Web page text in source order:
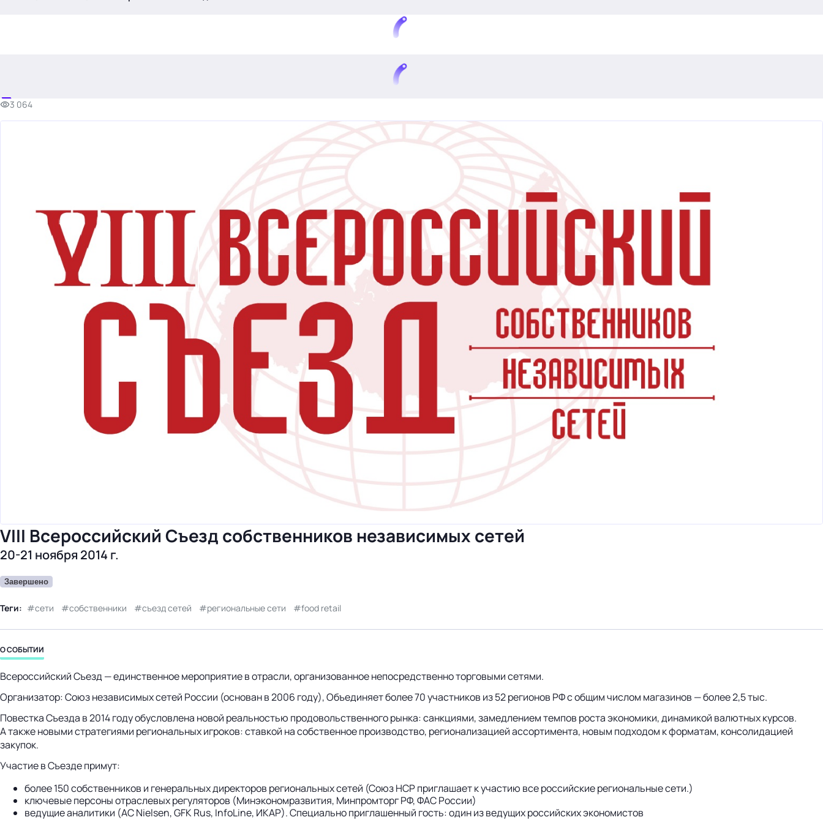
темы
новости
материалы
бизнес-центр
3 064
VIII Всероссийский Съезд собственников независимых сетей
20-21 ноября 2014 г.
Завершено
Теги: сети собственники съезд сетей региональные сети food retail
О СОБЫТИИ
Всероссийский Съезд — единственное мероприятие в отрасли, организованное непосредственно торговыми сетями.
Организатор: Союз независимых сетей России (основан в 2006 году), Объединяет более 70 участников из 52 регионов РФ с общим числом магазинов — более 2,5 тыс.
Повестка Съезда в 2014 году обусловлена новой реальностью продовольственного рынка: санкциями, замедлением темпов роста экономики, динамикой валютных курсов.
А также новыми стратегиями региональных игроков: ставкой на собственное производство, регионализацией ассортимента, новым подходом к форматам, консолидацией
закупок.
Участие в Съезде примут:
более 150 собственников и генеральных директоров региональных сетей (Союз НСР приглашает к участию все российские региональные сети.)
ключевые персоны отраслевых регуляторов (Минэкономразвития, Минпромторг РФ, ФАС России)
ведущие аналитики (AC Nielsen, GFK Rus, InfoLine, ИКАР). Специально приглашенный гость: один из ведущих российских экономистов